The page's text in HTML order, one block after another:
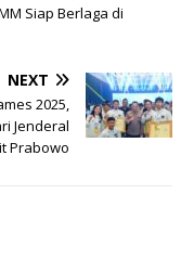
Siap Berlaga di
NEXT
2025,
Jenderal
Prabowo